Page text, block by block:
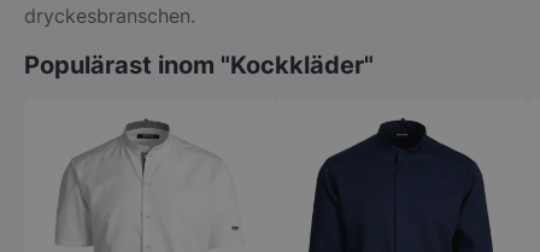
dryckesbranschen.
Populärast inom "Kockkläder"